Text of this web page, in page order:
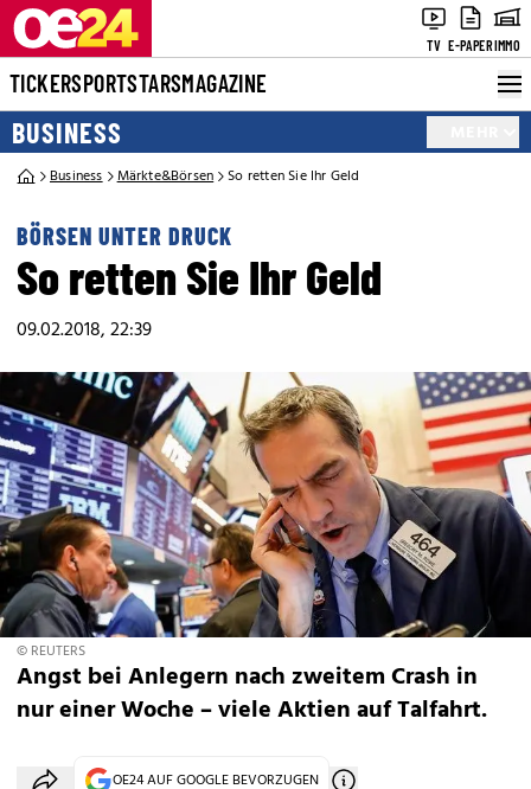
TV E-PAPERIMMO
TICKERSPORTSTARSMAGAZINE
BUSINESS
Business Märkte&Börsen So retten Sie Ihr Geld
BÖRSEN UNTER DRUCK
So retten Sie Ihr Geld
09.02.2018, 22:39
© REUTERS
Angst bei Anlegern nach zweitem Crash in
nur einer Woche – viele Aktien auf Talfahrt.
OE24 AUF GOOGLE BEVORZUGEN